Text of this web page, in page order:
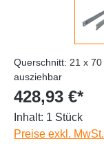
Querschnitt: 21 x
ausziehbar
428,93 €*
Inhalt: 1 Stück
Preise exkl.